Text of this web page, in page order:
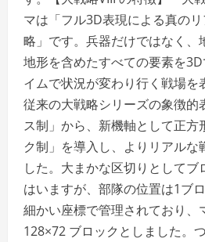
マは「フル3D表現による真の
略」です。兵器だけではなく、
地形を含めたすべての要素を
イムで状況が変わり行く戦場を
従来の大戦略シリーズの象徴的
ス制」から、新機軸として正方
ク制」を導入し、よりリアルな
した。大まかな区切りとしてブ
はいますが、部隊の位置は1ブ
細かい座標で管理されており、
128×72 ブロックとしました。